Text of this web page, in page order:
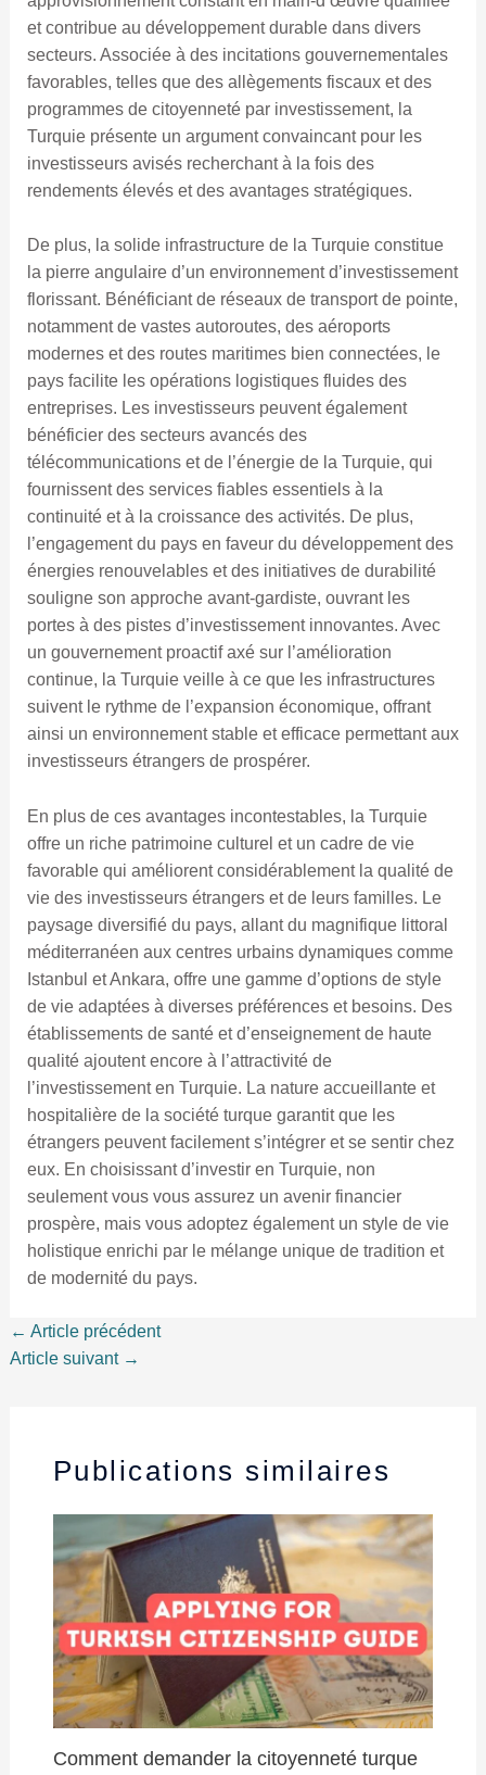
et contribue au développement durable dans divers
secteurs. Associée à des incitations gouvernementales
favorables, telles que des allègements fiscaux et des
programmes de citoyenneté par investissement, la
Turquie présente un argument convaincant pour les
investisseurs avisés recherchant à la fois des
rendements élevés et des avantages stratégiques.
De plus, la solide infrastructure de la Turquie constitue
la pierre angulaire d’un environnement d’investissement
florissant. Bénéficiant de réseaux de transport de pointe,
notamment de vastes autoroutes, des aéroports
modernes et des routes maritimes bien connectées, le
pays facilite les opérations logistiques fluides des
entreprises. Les investisseurs peuvent également
bénéficier des secteurs avancés des
télécommunications et de l’énergie de la Turquie, qui
fournissent des services fiables essentiels à la
continuité et à la croissance des activités. De plus,
l’engagement du pays en faveur du développement des
énergies renouvelables et des initiatives de durabilité
souligne son approche avant-gardiste, ouvrant les
portes à des pistes d’investissement innovantes. Avec
un gouvernement proactif axé sur l’amélioration
continue, la Turquie veille à ce que les infrastructures
suivent le rythme de l’expansion économique, offrant
ainsi un environnement stable et efficace permettant aux
investisseurs étrangers de prospérer.
En plus de ces avantages incontestables, la Turquie
offre un riche patrimoine culturel et un cadre de vie
favorable qui améliorent considérablement la qualité de
vie des investisseurs étrangers et de leurs familles. Le
paysage diversifié du pays, allant du magnifique littoral
méditerranéen aux centres urbains dynamiques comme
Istanbul et Ankara, offre une gamme d’options de style
de vie adaptées à diverses préférences et besoins. Des
établissements de santé et d’enseignement de haute
qualité ajoutent encore à l’attractivité de
l’investissement en Turquie. La nature accueillante et
hospitalière de la société turque garantit que les
étrangers peuvent facilement s’intégrer et se sentir chez
eux. En choisissant d’investir en Turquie, non
seulement vous vous assurez un avenir financier
prospère, mais vous adoptez également un style de vie
holistique enrichi par le mélange unique de tradition et
de modernité du pays.
← Article précédent
Article suivant →
Publications similaires
Comment demander la citoyenneté turque